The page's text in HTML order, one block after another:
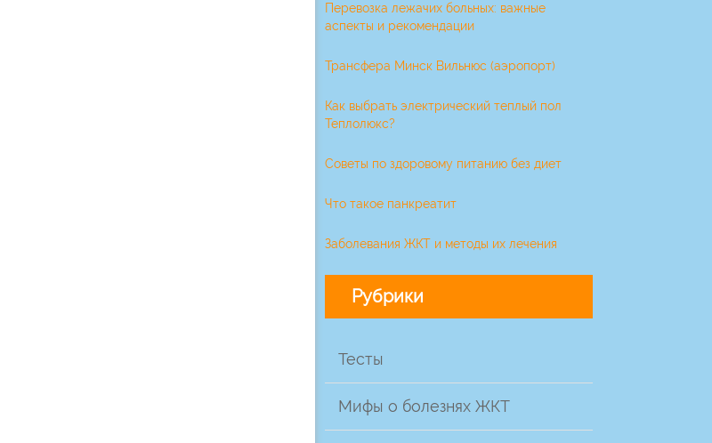
Перевозка лежачих больных: важные
аспекты и рекомендации
Трансфера Минск Вильнюс (аэропорт)
Как выбрать электрический теплый пол
Теплолюкс?
Советы по здоровому питанию без диет
Что такое панкреатит
Заболевания ЖКТ и методы их лечения
Рубрики
Тесты
Мифы о болезнях ЖКТ